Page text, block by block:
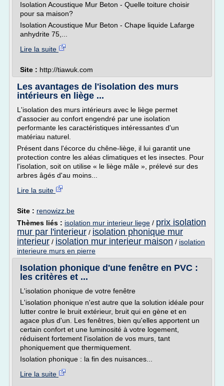
Isolation Acoustique Mur Beton - Quelle toiture choisir
pour sa maison?
Isolation Acoustique Mur Beton - Chape liquide Lafarge
anhydrite 75,...
Lire la suite
Site : http://tiawuk.com
Les avantages de l'isolation des murs
intérieurs en liège ...
L'isolation des murs intérieurs avec le liège permet
d'associer au confort engendré par une isolation
performante les caractéristiques intéressantes d'un
matériau naturel.
Présent dans l'écorce du chêne-liège, il lui garantit une
protection contre les aléas climatiques et les insectes. Pour
l'isolation, soit on utilise « le liège mâle », prélevé sur des
arbres âgés d'au moins...
Lire la suite
Site : renowizz.be
Thèmes liés : isolation mur interieur liege / prix isolation
mur par l'interieur / isolation phonique mur
interieur / isolation mur interieur maison / isolation
interieure murs en pierre
Isolation phonique d'une fenêtre en PVC :
les critères et ...
L'isolation phonique de votre fenêtre
L'isolation phonique n'est autre que la solution idéale pour
lutter contre le bruit extérieur, bruit qui en gène et en
agace plus d'un. Les fenêtres, bien qu'elles apportent un
certain confort et une luminosité à votre logement,
réduisent fortement l'isolation de vos murs, tant
phoniquement que thermiquement.
Isolation phonique : la fin des nuisances...
Lire la suite